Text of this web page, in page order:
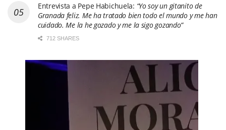
Entrevista a Pepe Habichuela: “Yo soy un gitanito de
Granada feliz. Me ha tratado bien todo el mundo y me han
cuidado. Me la he gozado y me la sigo gozando”
712 SHARES